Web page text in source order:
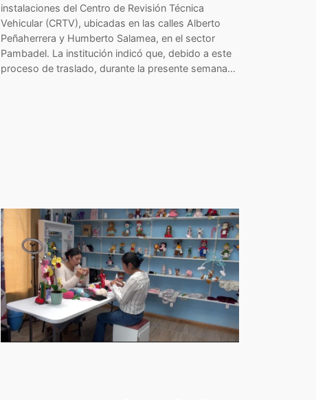
instalaciones del Centro de Revisión Técnica
Vehicular (CRTV), ubicadas en las calles Alberto
Peñaherrera y Humberto Salamea, en el sector
Pambadel. La institución indicó que, debido a este
proceso de traslado, durante la presente semana…